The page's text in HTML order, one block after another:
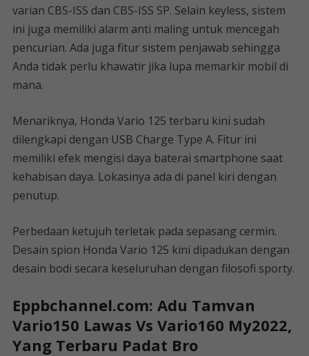
varian CBS-ISS dan CBS-ISS SP. Selain keyless, sistem
ini juga memiliki alarm anti maling untuk mencegah
pencurian. Ada juga fitur sistem penjawab sehingga
Anda tidak perlu khawatir jika lupa memarkir mobil di
mana.
Menariknya, Honda Vario 125 terbaru kini sudah
dilengkapi dengan USB Charge Type A. Fitur ini
memiliki efek mengisi daya baterai smartphone saat
kehabisan daya. Lokasinya ada di panel kiri dengan
penutup.
Perbedaan ketujuh terletak pada sepasang cermin.
Desain spion Honda Vario 125 kini dipadukan dengan
desain bodi secara keseluruhan dengan filosofi sporty.
Eppbchannel.com: Adu Tamvan
Vario150 Lawas Vs Vario160 My2022,
Yang Terbaru Padat Bro